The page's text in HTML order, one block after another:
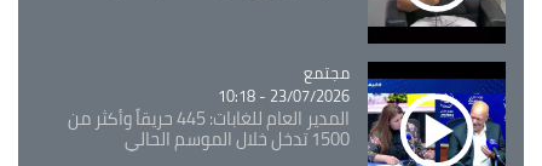
Catégorie
مجتمع
23/07/2026 - 10:18
المدير العام للغابات: 445 حريقاً وأكثر من
1500 تدخل خلال الموسم الحالي